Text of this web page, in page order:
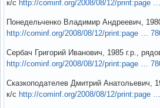
к/с http://cominf.org/2008/08/12/print:page
Понедельченко Владимир Андреевич,
http://cominf.org/2008/08/12/print:page …
Сербач Григорий Иванович, 1985 г.р.,
http://cominf.org/2008/08/12/print:page …
Сказкоподателев Дмитрий Анатольевич,
к/с http://cominf.org/2008/08/12/print:page